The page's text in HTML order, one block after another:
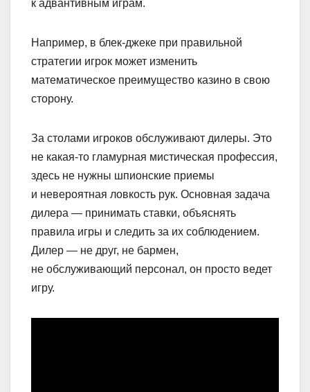
к адвантивным играм.
Например, в блек-джеке при правильной
стратегии игрок может изменить
математическое преимущество казино в свою
сторону.
За столами игроков обслуживают дилеры. Это
не какая-то гламурная мистическая профессия,
здесь не нужны шпионские приемы
и невероятная ловкость рук. Основная задача
дилера — принимать ставки, объяснять
правила игры и следить за их соблюдением.
Дилер — не друг, не бармен,
не обслуживающий персонал, он просто ведет
игру.